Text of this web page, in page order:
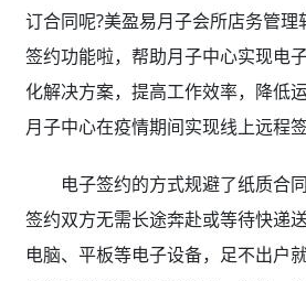
订合同呢?美盈易月子会所店务管
签约功能啦，帮助月子中心实现电
化解决方案，提高工作效率，降低
月子中心在疫情期间实现线上远程
电子签约的方式规避了纸质合
签约双方无需长途奔赴或等待快递
电脑、平板等电子设备，足不出户